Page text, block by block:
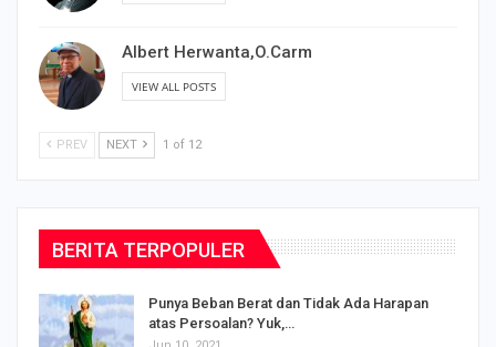
Albert Herwanta,O.Carm
VIEW ALL POSTS
PREV NEXT 1 of 12
BERITA TERPOPULER
Punya Beban Berat dan Tidak Ada Harapan
atas Persoalan? Yuk,…